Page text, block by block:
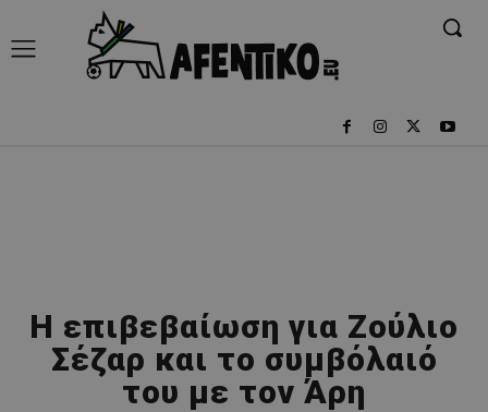
Η επιβεβαίωση για Ζούλιο
Σέζαρ και το συμβόλαιό
του με τον Άρη